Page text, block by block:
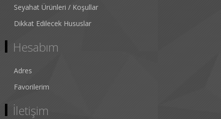
Seyahat Ürünleri / Koşullar
Dikkat Edilecek Hususlar
Hesabım
Adres
Favorilerim
İletişim